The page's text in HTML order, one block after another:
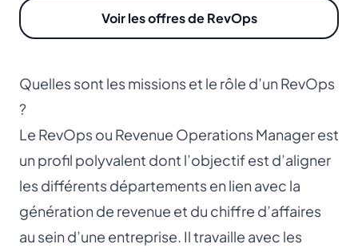
Voir les offres de RevOps
Quelles sont les missions et le rôle d’un RevOps
?
Le RevOps ou Revenue Operations Manager est
un profil polyvalent dont l’objectif est d’aligner
les différents départements en lien avec la
génération de revenue et du chiffre d’affaires
au sein d’une entreprise. Il travaille avec les